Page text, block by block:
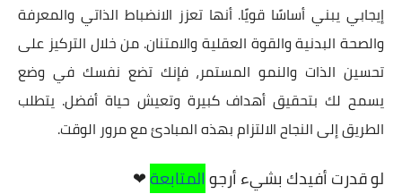
إيجابي يبني أساسًا قويًا. أنها تعزز الانضباط الذاتي والمعرفة
والصحة البدنية والقوة العقلية والامتنان. من خلال التركيز على
تحسين الذات والنمو المستمر، فإنك تضع نفسك في وضع
يسمح لك بتحقيق أهداف كبيرة وتعيش حياة أفضل. يتطلب
الطريق إلى النجاح الالتزام بهذه المبادئ مع مرور الوقت.
لو قدرت أفيدك بشيء أرجوالمتابعة❤